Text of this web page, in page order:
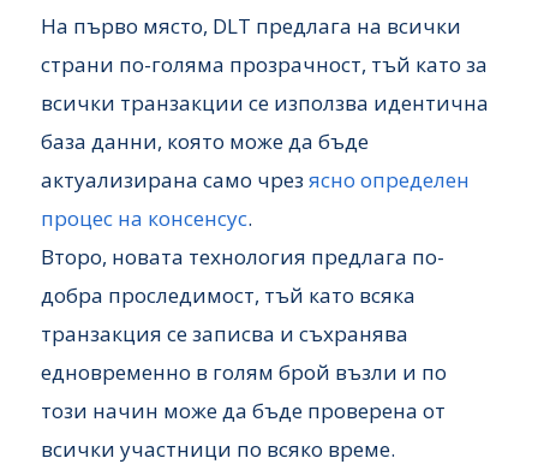
На първо място, DLT предлага на всички
страни по-голяма прозрачност, тъй като за
всички транзакции се използва идентична
база данни, която може да бъде
актуализирана само чрез ясно определен
процес на консенсус.
Второ, новата технология предлага по-
добра проследимост, тъй като всяка
транзакция се записва и съхранява
едновременно в голям брой възли и по
този начин може да бъде проверена от
всички участници по всяко време.